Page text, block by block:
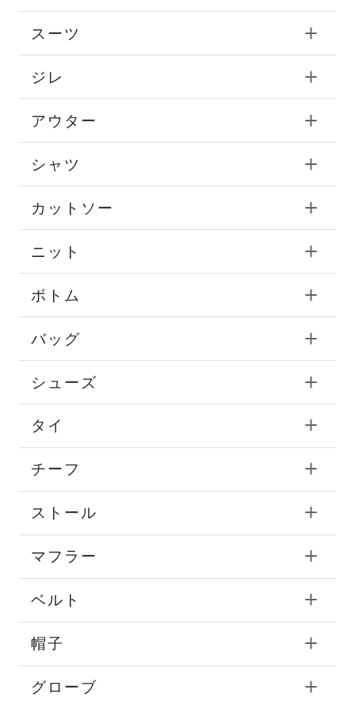
スーツ
ジレ
アウター
シャツ
カットソー
ニット
ボトム
バッグ
シューズ
タイ
チーフ
ストール
マフラー
ベルト
帽子
グローブ